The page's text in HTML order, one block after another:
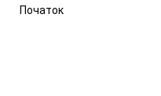
Початок